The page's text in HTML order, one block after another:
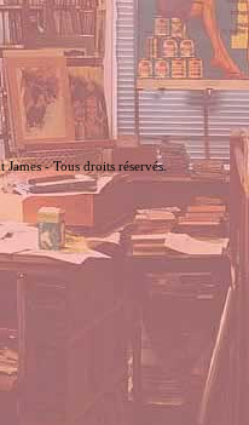
- Tous droits réservés.